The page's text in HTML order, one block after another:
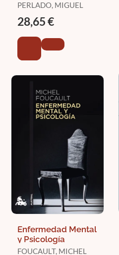
PERLADO, MIGUEL
28,65 €
Enfermedad Mental
y Psicología
FOUCAULT, MICHEL